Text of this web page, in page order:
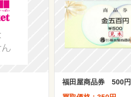
福田屋商品券 500円